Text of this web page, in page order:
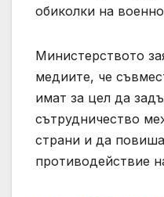
обиколки на
Министерството
медиите, че
имат за цел да
сътрудничество
страни и да
противодействие